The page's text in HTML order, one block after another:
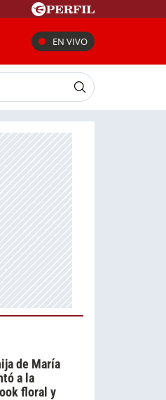
EN VIVO
de María
a la
floral y